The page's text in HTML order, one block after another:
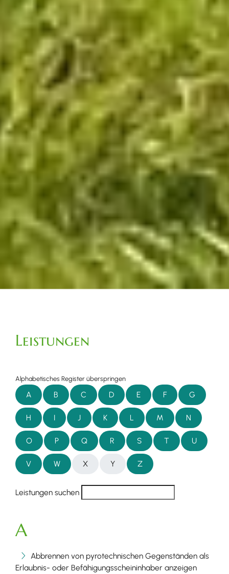
Leistungen
Alphabetisches Register überspringen
A B C D E F G
H I J K L M N
O P Q R S T U
V W X Y Z
Leistungen suchen
A
Abbrennen von pyrotechnischen Gegenständen als
Erlaubnis- oder Befähigungsscheininhaber anzeigen